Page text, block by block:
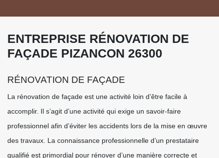
ENTREPRISE RÉNOVATION DE
FAÇADE PIZANCON 26300
RÉNOVATION DE FAÇADE
La rénovation de façade est une activité loin d’être facile à
accomplir. Il s’agit d’une activité qui exige un savoir-faire
professionnel afin d’éviter les accidents lors de la mise en œuvre
des travaux. La connaissance professionnelle d’un prestataire
qualifié est primordial pour rénover d’une manière correcte et